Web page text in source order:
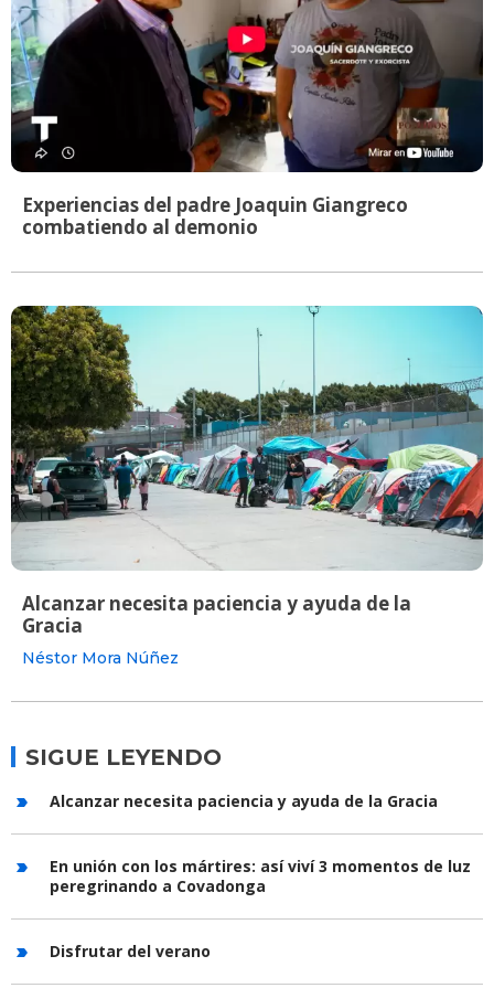
Experiencias del padre Joaquin Giangreco
combatiendo al demonio
Alcanzar necesita paciencia y ayuda de la
Gracia
Néstor Mora Núñez
SIGUE LEYENDO
Alcanzar necesita paciencia y ayuda de la Gracia
En unión con los mártires: así viví 3 momentos de luz
peregrinando a Covadonga
Disfrutar del verano